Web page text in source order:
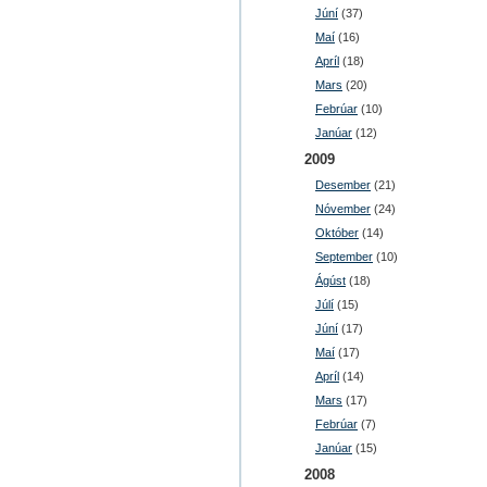
Júní (37)
Maí (16)
Apríl (18)
Mars (20)
Febrúar (10)
Janúar (12)
2009
Desember (21)
Nóvember (24)
Október (14)
September (10)
Ágúst (18)
Júlí (15)
Júní (17)
Maí (17)
Apríl (14)
Mars (17)
Febrúar (7)
Janúar (15)
2008